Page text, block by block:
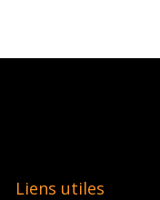
Liens utiles